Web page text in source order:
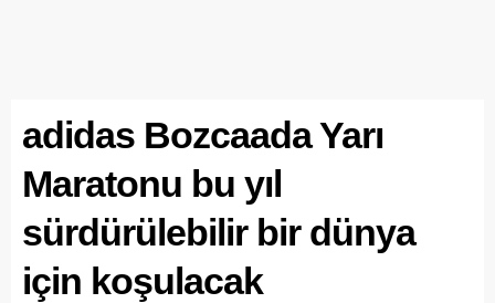
adidas Bozcaada Yarı
Maratonu bu yıl
sürdürülebilir bir dünya
için koşulacak